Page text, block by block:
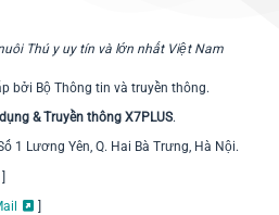
Thú y uy tín và lớn nhất Việt Nam
bởi Bộ Thông tin và truyền thông.
& Truyền thông X7PLUS.
1 Lương Yên, Q. Hai Bà Trưng, Hà Nội.
]
]